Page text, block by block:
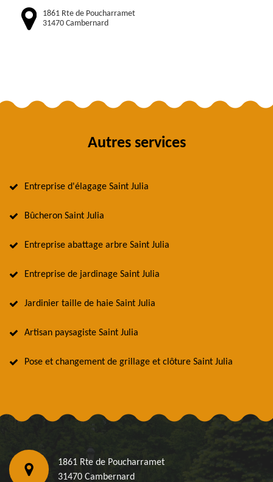
1861 Rte de Poucharramet
31470 Cambernard
Autres services
Entreprise d'élagage Saint Julia
Bûcheron Saint Julia
Entreprise abattage arbre Saint Julia
Entreprise de jardinage Saint Julia
Jardinier taille de haie Saint Julia
Artisan paysagiste Saint Julia
Pose et changement de grillage et clôture Saint Julia
1861 Rte de Poucharramet
31470 Cambernard